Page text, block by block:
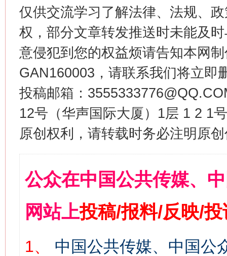
仅供交流学习了解法律、法规、
权，部分文章转发推送时未能及
意侵犯到您的权益烦请告知本网
GAN160003，请联系我们将立即
投稿邮箱：
12号（华声国际大厦）1层 1 2 1
原创权利，请转载时务必注明原
公众在中国公共传媒、
网站上投稿/报料/反映/
1、
中国公共传媒、中国公